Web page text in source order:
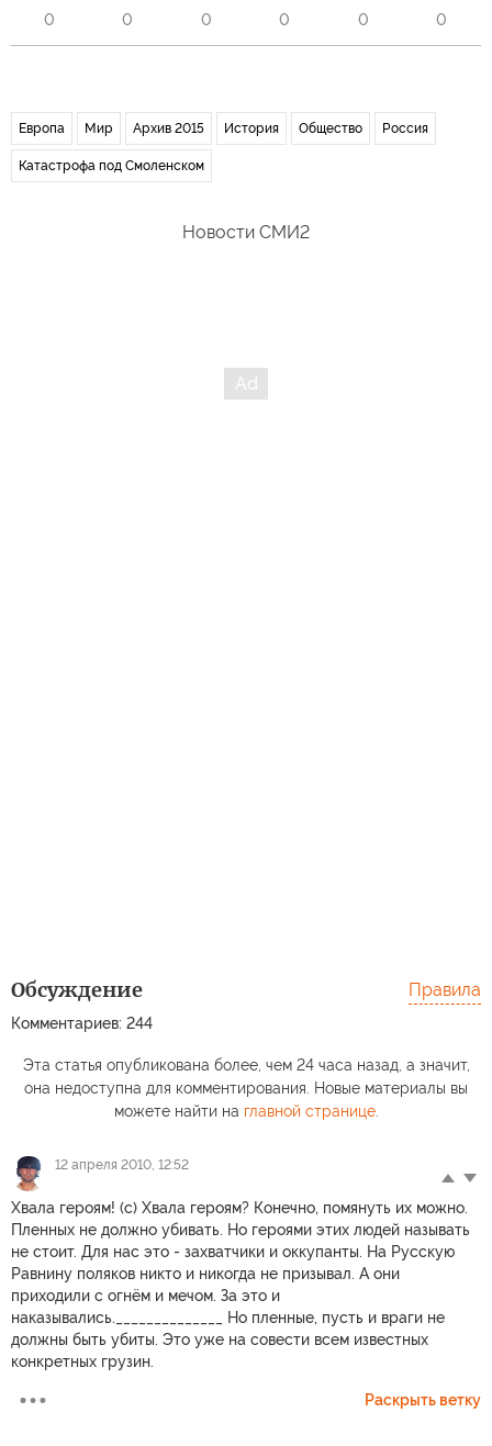
0 0 0 0 0 0
Европа Мир Архив 2015 История Общество Россия
Катастрофа под Смоленском
Новости СМИ2
Обсуждение
Комментариев: 244
Правила
Эта статья опубликована более, чем 24 часа назад, а значит,
она недоступна для комментирования. Новые материалы вы
можете найти на главной странице.
12 апреля 2010, 12:52
Хвала героям! (с) Хвала героям? Конечно, помянуть их можно.
Пленных не должно убивать. Но героями этих людей называть
не стоит. Для нас это - захватчики и оккупанты. На Русскую
Равнину поляков никто и никогда не призывал. А они
приходили с огнём и мечом. За это и
наказывались.______________ Но пленные, пусть и враги не
должны быть убиты. Это уже на совести всем известных
конкретных грузин.
Раскрыть ветку